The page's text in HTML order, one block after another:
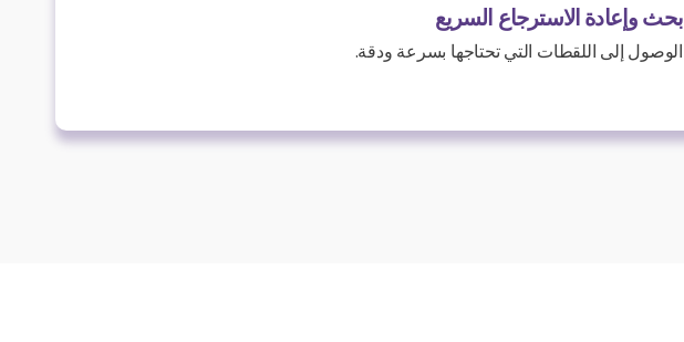
بحث وإعادة الاسترجاع السريع
الوصول إلى اللقطات التي تحتاجها بسرعة ودقة.